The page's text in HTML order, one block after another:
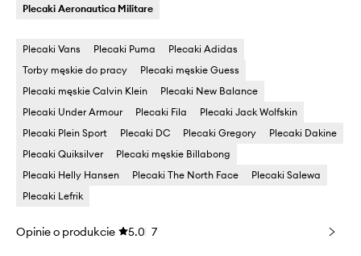
Plecaki Aeronautica Militare
Plecaki Vans Plecaki Puma
Plecaki Adidas
Torby męskie do pracy
Plecaki męskie Guess
Plecaki męskie Calvin Klein
Plecaki New Balance
Plecaki Under Armour
Plecaki Fila
Plecaki Jack Wolfskin
Plecaki Plein Sport
Plecaki DC Plecaki Gregory
Plecaki Dakine
Plecaki Quiksilver
Plecaki męskie Billabong
Plecaki Helly Hansen
Plecaki The North Face
Plecaki Salewa
Plecaki Lefrik
Opinie o produkcie 5.0 7